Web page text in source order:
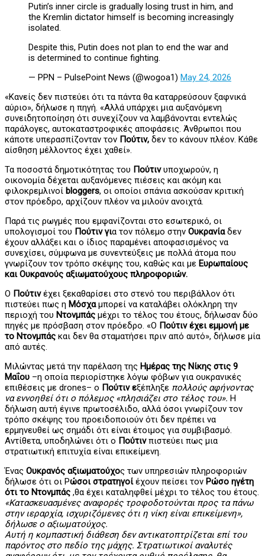
Putin’s inner circle is gradually losing trust in him, and
the Kremlin dictator himself is becoming increasingly
isolated.
Despite this, Putin does not plan to end the war and
is determined to continue fighting.
— PPN – PulsePoint News (@wogoa1) May 24, 2026
«Κανείς δεν πιστεύει ότι τα πάντα θα καταρρεύσουν ξαφνικά
αύριο», δήλωσε η πηγή. «Αλλά υπάρχει μια αυξανόμενη
συνειδητοποίηση ότι συνεχίζουν να λαμβάνονται εντελώς
παράλογες, αυτοκαταστροφικές αποφάσεις. Άνθρωποι που
κάποτε υπερασπίζονταν τον Πούτιν, δεν το κάνουν πλέον. Κάθε
αίσθηση μέλλοντος έχει χαθεί».
Τα ποσοστά δημοτικότητας του Πούτινυποχωρούν, η
οικονομία δέχεται αυξανόμενες πιέσεις και ακόμη και
φιλοκρεμλινοί bloggers, οι οποίοι σπάνια ασκούσαν κριτική
στον πρόεδρο, αρχίζουν πλέον να μιλούν ανοιχτά.
Παρά τις ρωγμές που εμφανίζονται στο εσωτερικό, οι
υπολογισμοί του Πούτιν για τον πόλεμο στην Ουκρανίαδεν
έχουν αλλάξει και ο ίδιος παραμένει αποφασισμένος να
συνεχίσει, σύμφωνα με συνεντεύξεις με πολλά άτομα που
γνωρίζουν τον τρόπο σκέψης του, καθώς και με Ευρωπαίους
και Ουκρανούς αξιωματούχους πληροφοριών.
Ο Πούτινέχει ξεκαθαρίσει στο στενό του περιβάλλον ότι
πιστεύει πως η Μόσχαμπορεί να καταλάβει ολόκληρη την
περιοχή του Ντονμπάς μέχρι το τέλος του έτους, δήλωσαν δύο
πηγές με πρόσβαση στον πρόεδρο. «Ο Πούτιν έχει εμμονή με
το Ντονμπάς και δεν θα σταματήσει πριν από αυτό», δήλωσε μία
από αυτές.
Μιλώντας μετά την παρέλαση της Ημέρας της Νίκης στις 9
Μαΐου –η οποία περιορίστηκε λόγω φόβων για ουκρανικές
επιθέσεις με drones– ο Πούτιν εξέπληξε πολλούς αφήνοντας
να εννοηθεί ότι ο πόλεμος «πλησιάζει στο τέλος του». Η
δήλωση αυτή έγινε πρωτοσέλιδο, αλλά όσοι γνωρίζουν τον
τρόπο σκέψης του προειδοποιούν ότι δεν πρέπει να
ερμηνευθεί ως σημάδι ότι είναι έτοιμος για συμβιβασμό.
Αντίθετα, υποδηλώνει ότι ο Πούτινπιστεύει πως μια
στρατιωτική επιτυχία είναι επικείμενη.
Ένας Ουκρανός αξιωματούχος των υπηρεσιών πληροφοριών
δήλωσε ότι οι Ρώσοι στρατηγοίέχουν πείσει τον Ρώσο ηγέτη
ότι το Ντονμπάς ,θα έχει καταληφθεί μέχρι το τέλος του έτους.
«Κατασκευασμένες αναφορές τροφοδοτούνται προς τα πάνω
στην ιεραρχία, ισχυριζόμενες ότι η νίκη είναι επικείμενη»,
δήλωσε ο αξιωματούχος.
Αυτή η κομπαστική διάθεση δεν αντικατοπτρίζεται επί του
παρόντος στο πεδίο της μάχης. Στρατιωτικοί αναλυτές